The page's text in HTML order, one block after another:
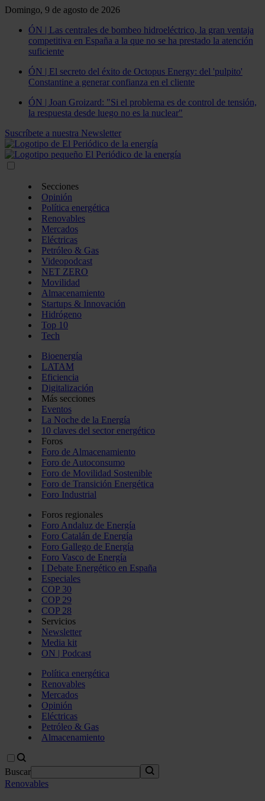
Domingo, 9 de agosto de 2026
ÓN | Las centrales de bombeo hidroeléctrico, la gran ventaja
competitiva en España a la que no se ha prestado la atención
suficiente
ÓN | El secreto del éxito de Octopus Energy: del 'pulpito'
Constantine a generar confianza en el cliente
ÓN | Joan Groizard: "Si el problema es de control de tensión,
la respuesta desde luego no es la nuclear"
Suscríbete a nuestra Newsletter
Secciones
Opinión
Política energética
Renovables
Mercados
Eléctricas
Petróleo & Gas
Videopodcast
NET ZERO
Movilidad
Almacenamiento
Startups & Innovación
Hidrógeno
Top 10
Tech
Bioenergía
LATAM
Eficiencia
Digitalización
Más secciones
Eventos
La Noche de la Energía
10 claves del sector energético
Foros
Foro de Almacenamiento
Foro de Autoconsumo
Foro de Movilidad Sostenible
Foro de Transición Energética
Foro Industrial
Foros regionales
Foro Andaluz de Energía
Foro Catalán de Energía
Foro Gallego de Energía
Foro Vasco de Energía
I Debate Energético en España
Especiales
COP 30
COP 29
COP 28
Servicios
Newsletter
Media kit
ON | Podcast
Política energética
Renovables
Mercados
Opinión
Eléctricas
Petróleo & Gas
Almacenamiento
Buscar
Renovables